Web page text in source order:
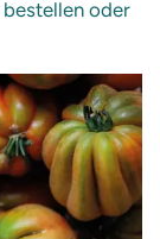
bestellen oder